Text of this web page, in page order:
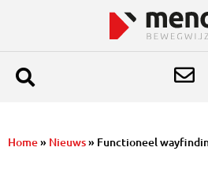
Home» Nieuws» Functioneel